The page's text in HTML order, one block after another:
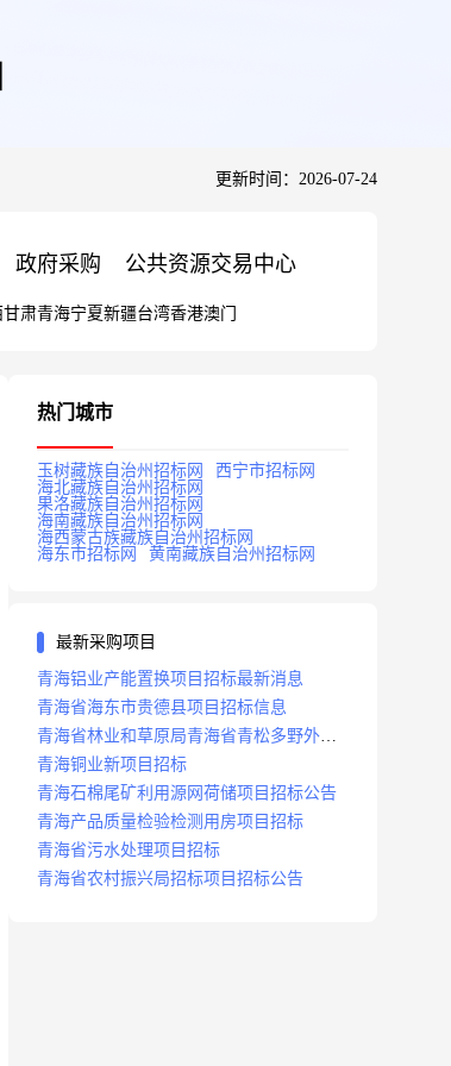
更新时间：2026-07-24
政府采购 公共资源交易中心
甘肃青海宁夏新疆台湾香港澳门
热门城市
玉树藏族自治州招标网
西宁市招标网
海北藏族自治州招标网
果洛藏族自治州招标网
海南藏族自治州招标网
海西蒙古族藏族自治州招标网
海东市招标网
黄南藏族自治州招标网
最新采购项目
青海铝业产能置换项目招标最新消息
青海省海东市贵德县项目招标信息
青海省林业和草原局青海省青松多野外视
频监控项目招标公告
青海铜业新项目招标
青海石棉尾矿利用源网荷储项目招标公告
青海产品质量检验检测用房项目招标
青海省污水处理项目招标
青海省农村振兴局招标项目招标公告